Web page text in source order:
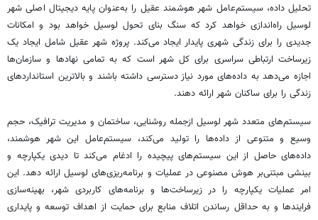
تحلیل داده، سیستم‌عامل شهر هوشمند عقیل را به‌عنوان پایه دیجیتال اصلی شهر
لوسیل راه‌اندازی خواهد کرد که سنگ بنای تحول لوسیل خواهد بود و امکانات
جدیدی را برای زندگی شهری پایدار ایجاد می‌کند. پروژه شهر عقیل شامل ایجاد یک
زیرساخت ارتباطی سراسری برای کل شهر است که به تمامی نهادها و سازمان‌ها
اجازه می‌دهد به داده‌های مورد نیاز دسترسی داشته باشند و بالاترین استانداردهای
زندگی را برای ساکنان شهر ارائه دهند.
سیستم‌های متعدد شهر لوسیل ازجمله روشنایی، ساختمان و مدیریت ترافیک، حجم
وسیع و متنوعی از داده‌ها را تولید می‌کند، سیستم‌عامل این شهر هوشمند،
داده‌های حاصل از این سیستم‌های پیچیده را ادغام می‌کند تا دیدی یکپارچه و
بینشی مبتنی‌بر هوش مصنوعی در عملیات و برنامه‌ریزی‌های لوسیلارائه دهد. این
امر عملیات یکپارچه را در زیرساخت‌ها و برنامه‌های کاربردی شهر، بهینه‌سازی
فرایندها و به حداقل رساندن اتلاف منابع برای حمایت از اهداف توسعه و پایداری